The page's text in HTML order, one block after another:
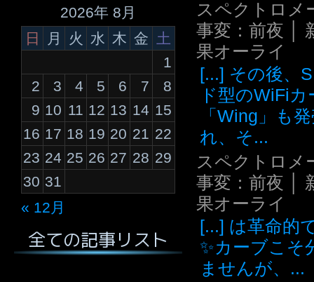
2026年 8月
日
月 火 水 木 金 土
« 12月
1
2
3 4 5 6 7
8
9 10 11 12 13 14 15
16 17 18 19 20 21 22
23 24 25 26 27 28 29
30 31
全ての記事リスト
スペクトロメ
事変：前夜 │
果オーライ
[...] その後、
ド型のWiFiカ
「Wing」も
れ、そ...
スペクトロメ
事変：前夜 │
果オーライ
[...] は革命的
✨カーブこそ
ませんが、...